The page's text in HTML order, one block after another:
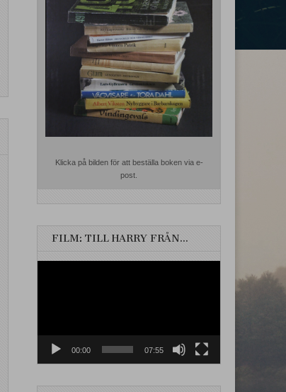
Klicka på bilden för att beställa boken via e-
post.
FILM: TILL HARRY FRÅN…
00:00 07:55